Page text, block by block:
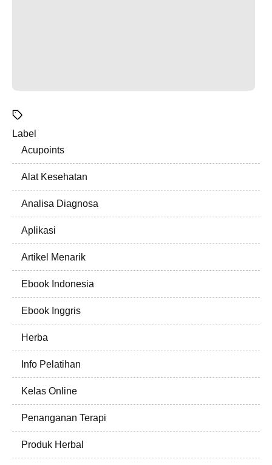
Label
Acupoints
Alat Kesehatan
Analisa Diagnosa
Aplikasi
Artikel Menarik
Ebook Indonesia
Ebook Inggris
Herba
Info Pelatihan
Kelas Online
Penanganan Terapi
Produk Herbal